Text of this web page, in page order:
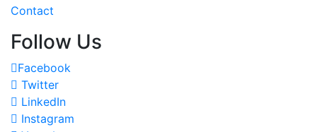
Contact
Follow Us
Facebook
Twitter
LinkedIn
Instagram